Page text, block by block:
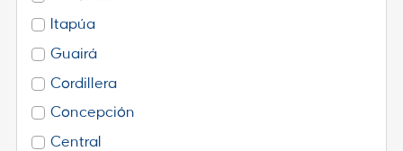
Itapúa
Guairá
Cordillera
Concepción
Central